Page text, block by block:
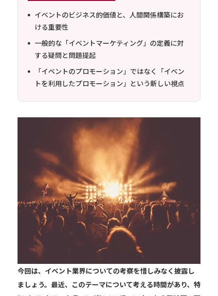
イベントのビジネス的価値と、人間関係構築にお
ける重要性
一般的な「イベントマーケティング」の定義に対
する疑問と問題提起
「イベントのプロモーション」ではなく「イベン
トを利用したプロモーション」という新しい視点
今回は、イベント業界についての考察を惜しみなく披露し
ましょう。最近、このテーマについて考える時間があり、特